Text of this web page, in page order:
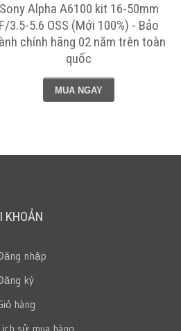
Sony Alpha A6100 kit 16-50mm
F/3.5-5.6 OSS (Mới 100%) - Bảo
chính hãng 02 năm trên toàn
quốc
MUA NGAY
KHOẢN
nhập
ký
hàng